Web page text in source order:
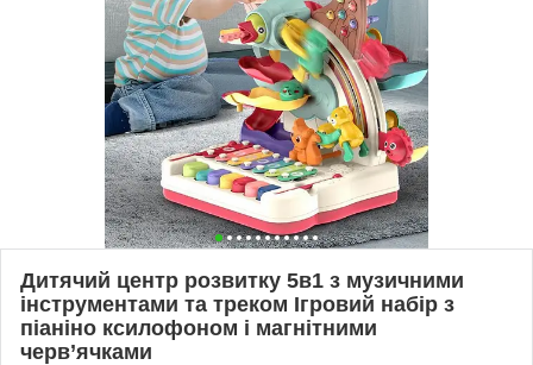
Дитячий центр розвитку 5в1 з музичними
інструментами та треком Ігровий набір з
піаніно ксилофоном і магнітними
черв’ячками